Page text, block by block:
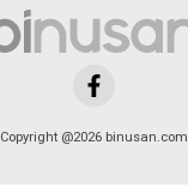
Copyright @2026 binusan.com